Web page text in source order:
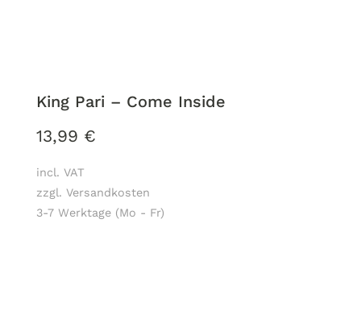
King Pari – Come Inside
13,99 €
incl. VAT
zzgl. Versandkosten
3-7 Werktage (Mo - Fr)